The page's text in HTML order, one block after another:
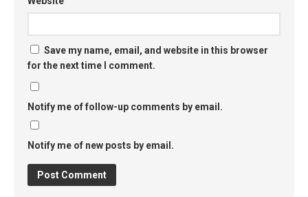
Save my name, email, and website in this browser
for the next time I comment.
Notify me of follow-up comments by email.
Notify me of new posts by email.